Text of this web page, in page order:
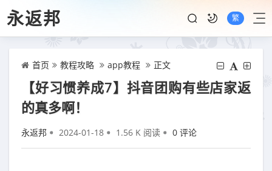
永返邦 繁
首页 教程攻略 app教程 正文
【好习惯养成7】抖音团购有些店家返
的真多啊！
永返邦 2024-01-18 1.56 K 阅读 0 评论